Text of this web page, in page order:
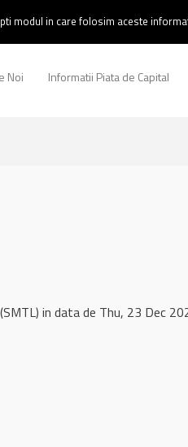
Noi Informatii Piata de Capital
in data de Thu, 23 Dec
modul in care folosim aceste